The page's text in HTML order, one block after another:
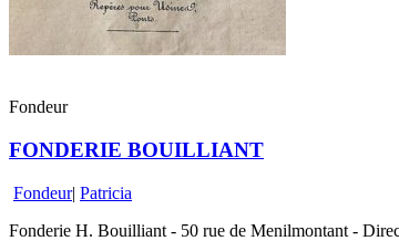
Fondeur
FONDERIE BOUILLIANT
Fondeur| Patricia
Fonderie H. Bouilliant - 50 rue de Menilmontant -